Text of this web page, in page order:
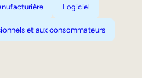
Logiciel
et aux consommateurs